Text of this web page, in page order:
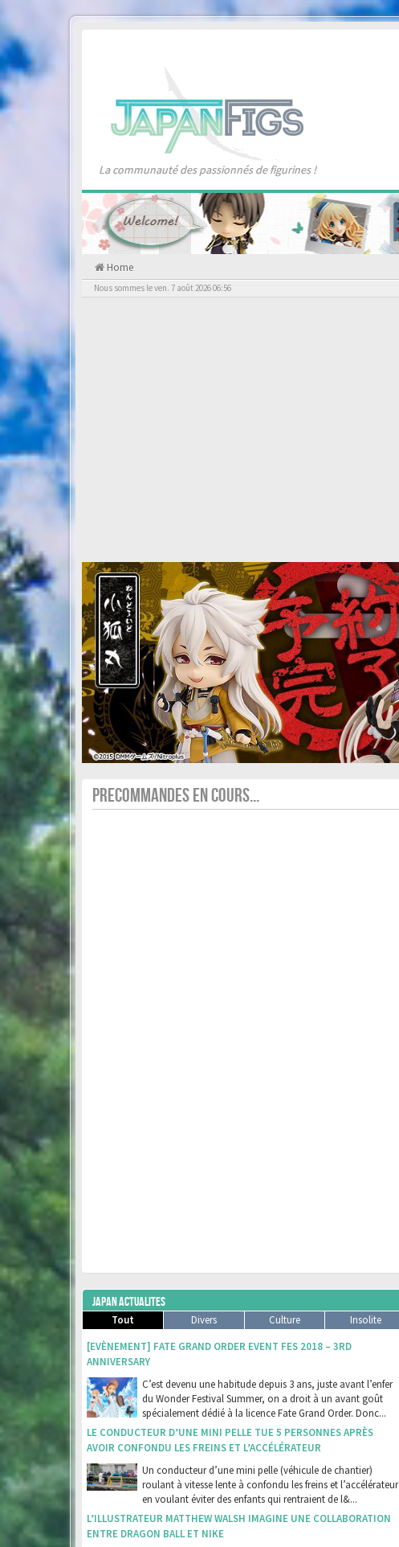
La communauté des passionnés de figurines !
Home
Nous sommes le ven. 7 août 2026 06:56
PRECOMMANDES EN COURS...
JAPAN ACTUALITES
Tout Divers Culture
Insolite
[EVÈNEMENT] FATE GRAND ORDER EVENT FES 2018 – 3RD
ANNIVERSARY
C’est devenu une habitude depuis 3 ans, juste avant l’enfer
du Wonder Festival Summer, on a droit à un avant goût
spécialement dédié à la licence Fate Grand Order. Donc...
LE CONDUCTEUR D’UNE MINI PELLE TUE 5 PERSONNES APRÈS
AVOIR CONFONDU LES FREINS ET L’ACCÉLÉRATEUR
Un conducteur d’une mini pelle (véhicule de chantier)
roulant à vitesse lente à confondu les freins et l’accélérateur
en voulant éviter des enfants qui rentraient de l&...
L’ILLUSTRATEUR MATTHEW WALSH IMAGINE UNE COLLABORATION
ENTRE DRAGON BALL ET NIKE